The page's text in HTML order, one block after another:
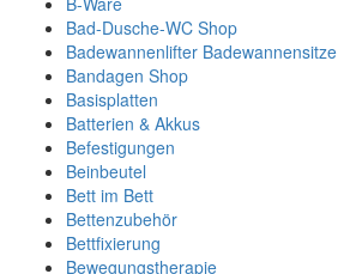
Bad-Dusche-WC Shop
Badewannenlifter Badewannensitze
Bandagen Shop
Basisplatten
Batterien & Akkus
Befestigungen
Beinbeutel
Bett im Bett
Bettenzubehör
Bettfixierung
Bewegungstherapie